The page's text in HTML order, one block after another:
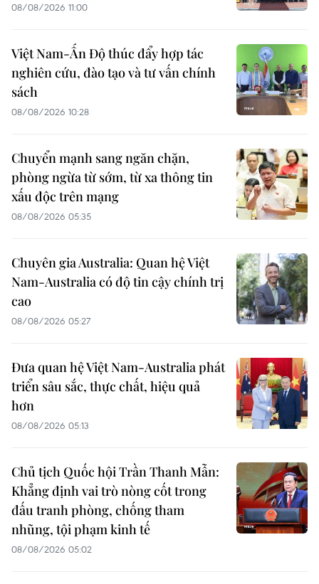
08/08/2026 11:00
Việt Nam-Ấn Độ thúc đẩy hợp tác
nghiên cứu, đào tạo và tư vấn chính
sách
08/08/2026 10:28
Chuyển mạnh sang ngăn chặn,
phòng ngừa từ sớm, từ xa thông tin
xấu độc trên mạng
08/08/2026 05:35
Chuyên gia Australia: Quan hệ Việt
Nam-Australia có độ tin cậy chính trị
cao
08/08/2026 05:27
Đưa quan hệ Việt Nam-Australia phát
triển sâu sắc, thực chất, hiệu quả
hơn
08/08/2026 05:13
Chủ tịch Quốc hội Trần Thanh Mẫn:
Khẳng định vai trò nòng cốt trong
đấu tranh phòng, chống tham
nhũng, tội phạm kinh tế
08/08/2026 05:02